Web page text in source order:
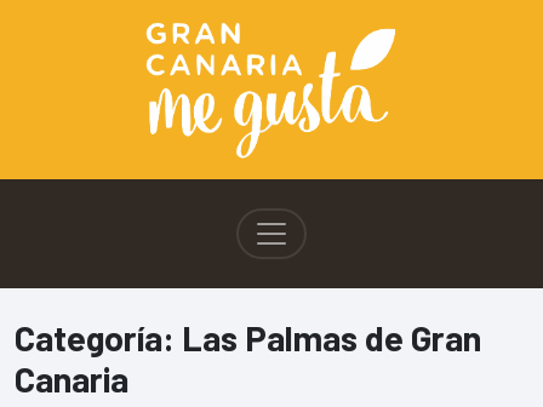
Categoría: Las Palmas de Gran
Canaria